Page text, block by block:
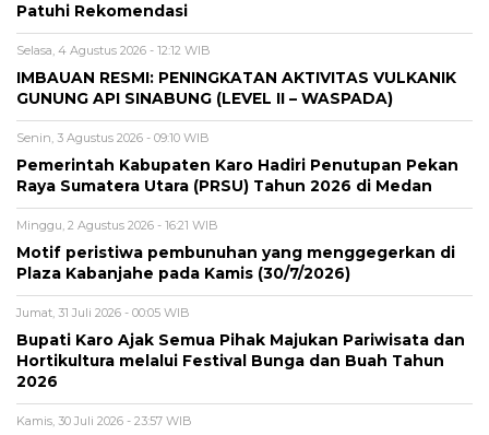
Patuhi Rekomendasi
Selasa, 4 Agustus 2026 - 12:12 WIB
IMBAUAN RESMI: PENINGKATAN AKTIVITAS VULKANIK
GUNUNG API SINABUNG (LEVEL II – WASPADA)
Senin, 3 Agustus 2026 - 09:10 WIB
Pemerintah Kabupaten Karo Hadiri Penutupan Pekan
Raya Sumatera Utara (PRSU) Tahun 2026 di Medan
Minggu, 2 Agustus 2026 - 16:21 WIB
Motif peristiwa pembunuhan yang menggegerkan di
Plaza Kabanjahe pada Kamis (30/7/2026)
Jumat, 31 Juli 2026 - 00:05 WIB
Bupati Karo Ajak Semua Pihak Majukan Pariwisata dan
Hortikultura melalui Festival Bunga dan Buah Tahun
2026
Kamis, 30 Juli 2026 - 23:57 WIB